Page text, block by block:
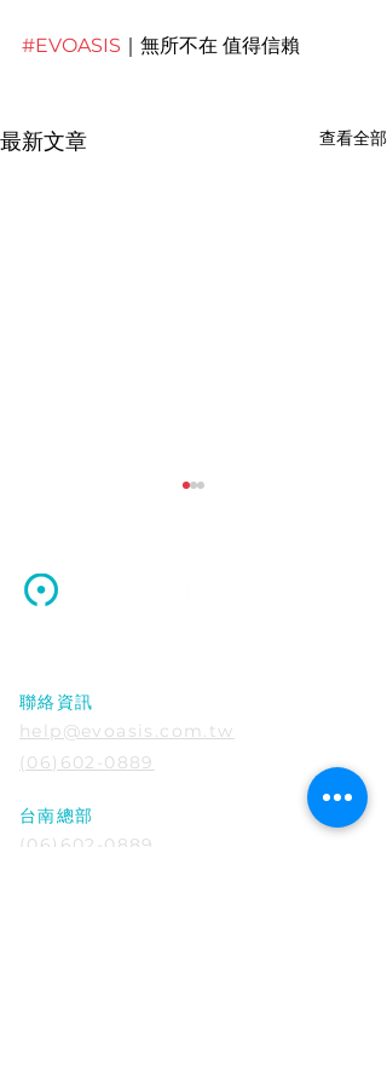
#EVOASIS ｜無所不在 值得信賴
最新文章 查看全部
表會｜影片活動花絮
聯絡資訊
help@evoasis.com.tw
(06)602-0889
台南總部
(06)602-0889